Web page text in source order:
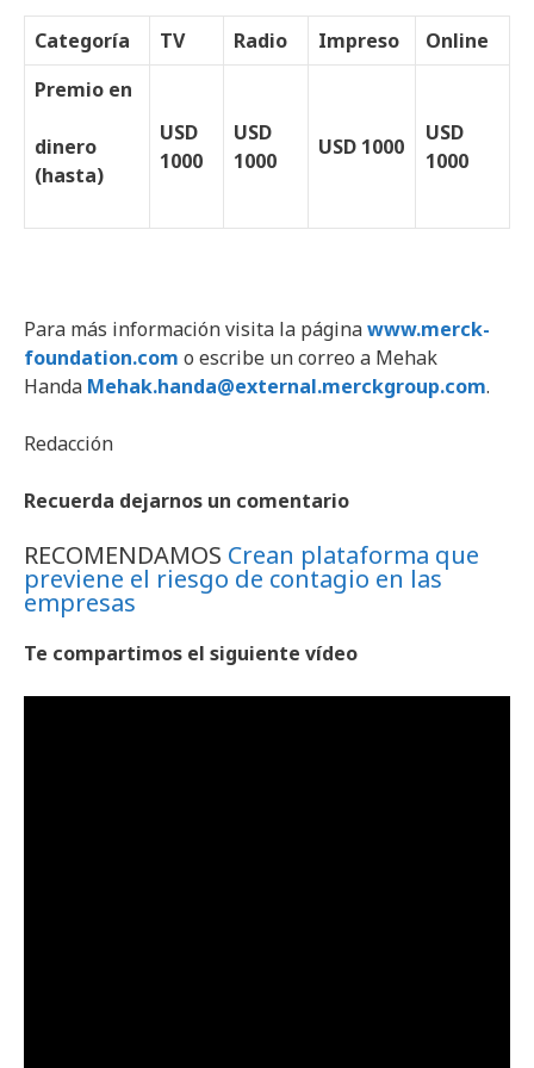
Categoría TV Radio Impreso
Online
Premio en
dinero
(hasta)
USD
1000
USD
1000
USD 1000
USD
1000
Para más información visita la páginawww.merck-
foundation.com o escribe un correo a Mehak
Handa Mehak.handa@external.merckgroup.com.
Redacción
Recuerda dejarnos un comentario
RECOMENDAMOS Crean plataforma que
previene el riesgo de contagio en las
empresas
Te compartimos el siguiente vídeo